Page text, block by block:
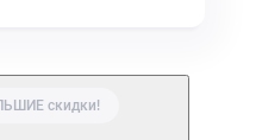
скидки!